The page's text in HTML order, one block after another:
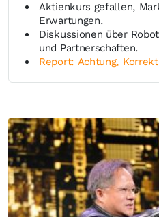
Aktienkurs gefallen,
Erwartungen.
Diskussionen über
und Partnerschaften.
Report: Achtung,